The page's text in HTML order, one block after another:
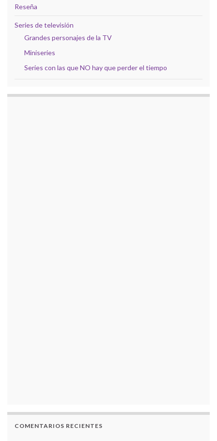
Reseña
Series de televisión
Grandes personajes de la TV
Miniseries
Series con las que NO hay que perder el tiempo
COMENTARIOS RECIENTES